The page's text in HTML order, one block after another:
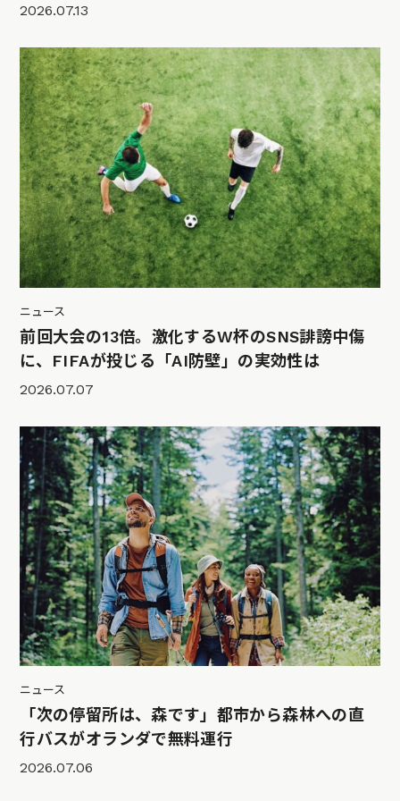
2026.07.13
ニュース
前回大会の13倍。激化するW杯のSNS誹謗中傷
に、FIFAが投じる「AI防壁」の実効性は
2026.07.07
ニュース
「次の停留所は、森です」都市から森林への直
行バスがオランダで無料運行
2026.07.06